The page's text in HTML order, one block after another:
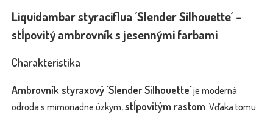
Liquidambar styraciflua ´Slender Silhouette´ –
stĺpovitý ambrovník s jesennými farbami
Charakteristika
Ambrovník styraxový ´Slender Silhouette´je moderná
odroda s mimoriadne úzkym,stĺpovitým rastom. Vďaka tomu